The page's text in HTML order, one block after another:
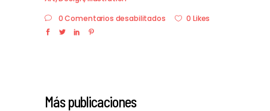
0 Comentarios desabilitados
0 Likes
Más publicaciones